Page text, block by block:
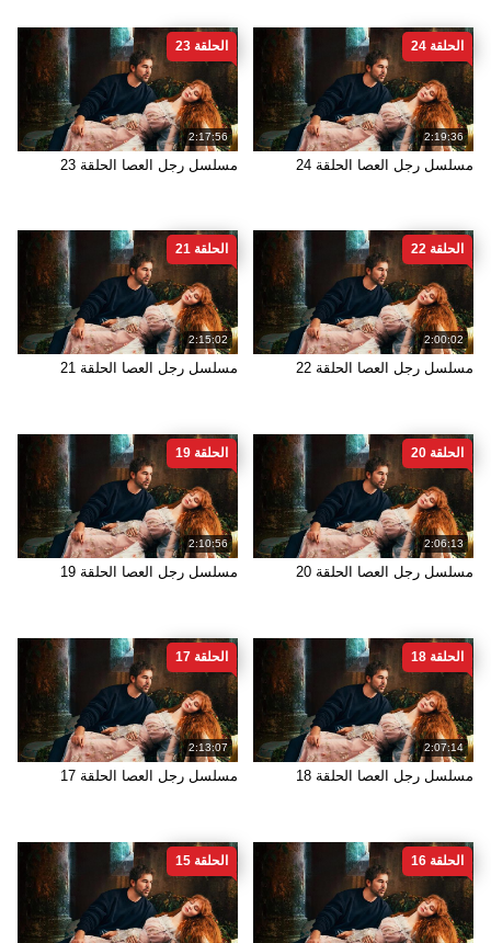
2:19:36
الحلقة 24
مسلسل رجل العصا الحلقة 24
2:17:56
الحلقة 23
مسلسل رجل العصا الحلقة 23
2:00:02
الحلقة 22
مسلسل رجل العصا الحلقة 22
2:15:02
الحلقة 21
مسلسل رجل العصا الحلقة 21
2:06:13
الحلقة 20
مسلسل رجل العصا الحلقة 20
2:10:56
الحلقة 19
مسلسل رجل العصا الحلقة 19
2:07:14
الحلقة 18
مسلسل رجل العصا الحلقة 18
2:13:07
الحلقة 17
مسلسل رجل العصا الحلقة 17
الحلقة 16 الحلقة 15